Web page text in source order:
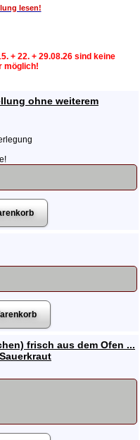
lesen!
+ 22. + 29.08.26 sind keine
möglich!
ohne weiterem
frisch aus dem Ofen ...